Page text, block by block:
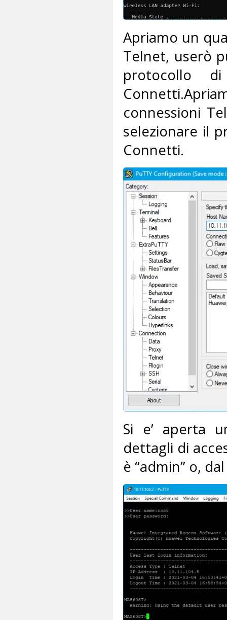
Apriamo un
Telnet, userò
protocollo
connessioni
selezionare il
Connetti.
Si e’ aperta
dettagli di
è “admin” o,